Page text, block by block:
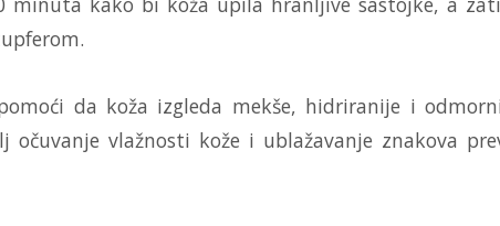
da koža izgleda mekše, hidriranije i
očuvanje vlažnosti kože i ublažavanje znakova